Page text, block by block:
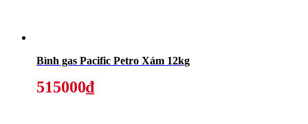
Bình gas Pacific Petro Xám 12kg
515000₫